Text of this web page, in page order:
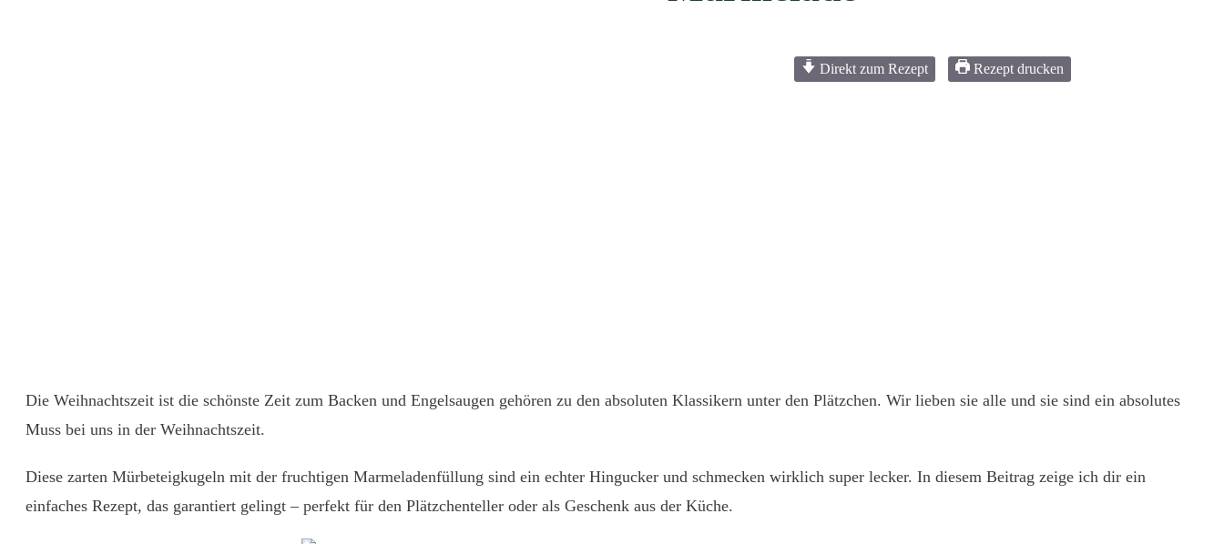
Direkt zum Rezept Rezept drucken
Die Weihnachtszeit ist die schönste Zeit zum Backen und Engelsaugen gehören zu den absoluten Klassikern unter den Plätzchen. Wir lieben sie alle und sie sind ein absolutes
Muss bei uns in der Weihnachtszeit.
Diese zarten Mürbeteigkugeln mit der fruchtigen Marmeladenfüllung sind ein echter Hingucker und schmecken wirklich super lecker. In diesem Beitrag zeige ich dir ein
einfaches Rezept, das garantiert gelingt – perfekt für den Plätzchenteller oder als Geschenk aus der Küche.